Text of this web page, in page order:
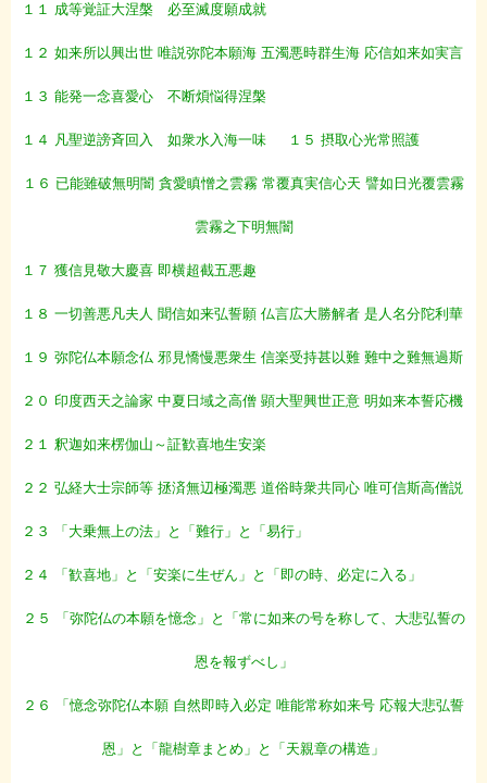
１１ 成等覚証大涅槃 必至滅度願成就
１２ 如来所以興出世 唯説弥陀本願海 五濁悪時群生海 応信如来如実言
１３ 能発一念喜愛心 不断煩悩得涅槃
１４ 凡聖逆謗斉回入 如衆水入海一味 １５ 摂取心光常照護
１６ 已能雖破無明闇 貪愛瞋憎之雲霧 常覆真実信心天 譬如日光覆雲霧
雲霧之下明無闇
１７ 獲信見敬大慶喜 即横超截五悪趣
１８ 一切善悪凡夫人 聞信如来弘誓願 仏言広大勝解者 是人名分陀利華
１９ 弥陀仏本願念仏 邪見憍慢悪衆生 信楽受持甚以難 難中之難無過斯
２０ 印度西天之論家 中夏日域之高僧 顕大聖興世正意 明如来本誓応機
２１ 釈迦如来楞伽山～証歓喜地生安楽
２２ 弘経大士宗師等 拯済無辺極濁悪 道俗時衆共同心 唯可信斯高僧説
２３ 「大乗無上の法」と「難行」と「易行」
２４ 「歓喜地」と「安楽に生ぜん」と「即の時、必定に入る」
２５ 「弥陀仏の本願を憶念」と「常に如来の号を称して、大悲弘誓の
恩を報ずべし」
２６ 「憶念弥陀仏本願 自然即時入必定 唯能常称如来号 応報大悲弘誓
恩」と「龍樹章まとめ」と「天親章の構造」